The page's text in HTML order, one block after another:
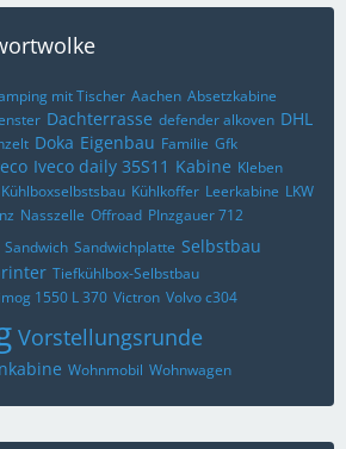
mit Tischer Aachen Absetzkabine
Dachterrasse defender alkoven DHL
Doka Eigenbau Familie Gfk
Iveco daily 35S11 Kabine Kleben
Kühlboxselbstsbau Kühlkoffer Leerkabine LKW
Nasszelle Offroad PInzgauer 712
Sandwich Sandwichplatte Selbstbau
Tiefkühlbox-Selbstbau
1550 L 370 Victron Volvo c304
Vorstellungsrunde
Wohnmobil Wohnwagen